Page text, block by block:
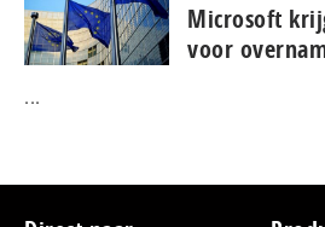
Microsoft
voor
...